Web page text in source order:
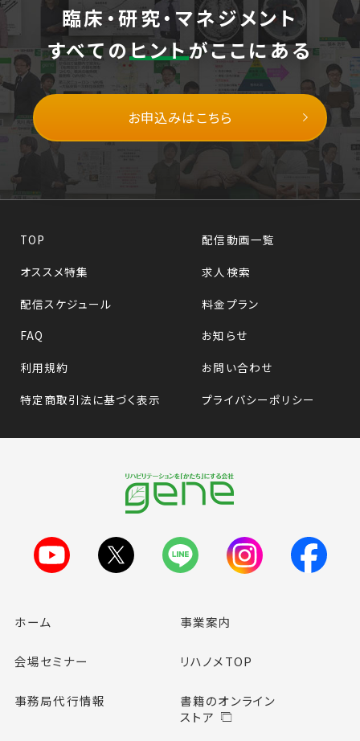
臨床・研究・マネジメント
すべてのヒントがここにある
お申込みはこちら
TOP
配信動画一覧
オススメ特集
求人検索
配信スケジュール
料金プラン
FAQ
お知らせ
利用規約
お問い合わせ
特定商取引法に基づく表示
プライバシーポリシー
ホーム 事業案内
会場セミナー リハノメTOP
事務局代行情報
書籍のオンライン
ストア